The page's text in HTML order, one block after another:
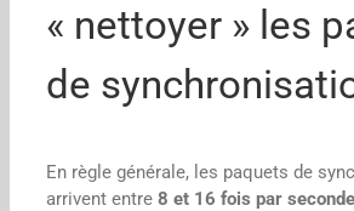
« nettoyer » les
de
En règle générale, les paquets de
arrivent entre 8 et 16 fois par